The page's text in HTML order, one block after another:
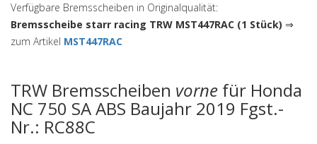
Verfügbare Bremsscheiben in Originalqualität:
Bremsscheibe starr racing TRW MST447RAC (1 Stück) ⇒
zum Artikel MST447RAC
TRW Bremsscheiben vorne für Honda
NC 750 SA ABS Baujahr 2019 Fgst.-
Nr.: RC88C